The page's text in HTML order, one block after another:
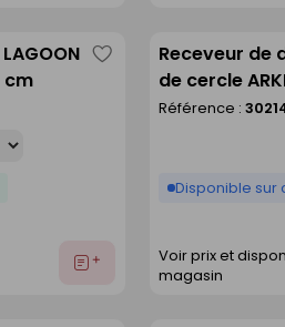
cm
Ajouter
Enregistrer
comme
Receveur de
de cercle
- 90x90cm
Référence :
Disponible sur
Voir prix et
magasin